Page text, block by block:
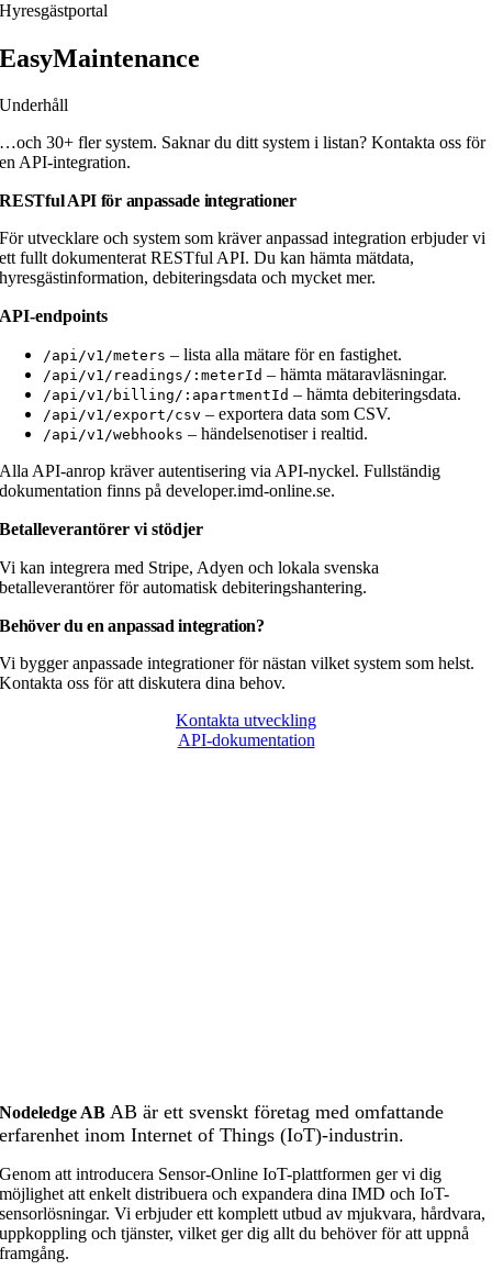
Hyresgästportal
EasyMaintenance
Underhåll
…och 30+ fler system. Saknar du ditt system i listan? Kontakta oss för
en API-integration.
RESTful API för anpassade integrationer
För utvecklare och system som kräver anpassad integration erbjuder vi
ett fullt dokumenterat RESTful API. Du kan hämta mätdata,
hyresgästinformation, debiteringsdata och mycket mer.
API-endpoints
/api/v1/meters – lista alla mätare för en fastighet.
/api/v1/readings/:meterId – hämta mätaravläsningar.
/api/v1/billing/:apartmentId – hämta debiteringsdata.
/api/v1/export/csv – exportera data som CSV.
/api/v1/webhooks – händelsenotiser i realtid.
Alla API-anrop kräver autentisering via API-nyckel. Fullständig
dokumentation finns på developer.imd-online.se.
Betalleverantörer vi stödjer
Vi kan integrera med Stripe, Adyen och lokala svenska
betalleverantörer för automatisk debiteringshantering.
Behöver du en anpassad integration?
Vi bygger anpassade integrationer för nästan vilket system som helst.
Kontakta oss för att diskutera dina behov.
Kontakta utveckling
API-dokumentation
Nodeledge AB AB är ett svenskt företag med omfattande
erfarenhet inom Internet of Things (IoT)-industrin.
Genom att introducera Sensor-Online IoT-plattformen ger vi dig
möjlighet att enkelt distribuera och expandera dina IMD och IoT-
sensorlösningar. Vi erbjuder ett komplett utbud av mjukvara, hårdvara,
uppkoppling och tjänster, vilket ger dig allt du behöver för att uppnå
framgång.